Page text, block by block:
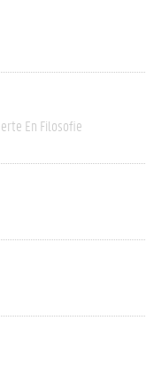
En Filosofie